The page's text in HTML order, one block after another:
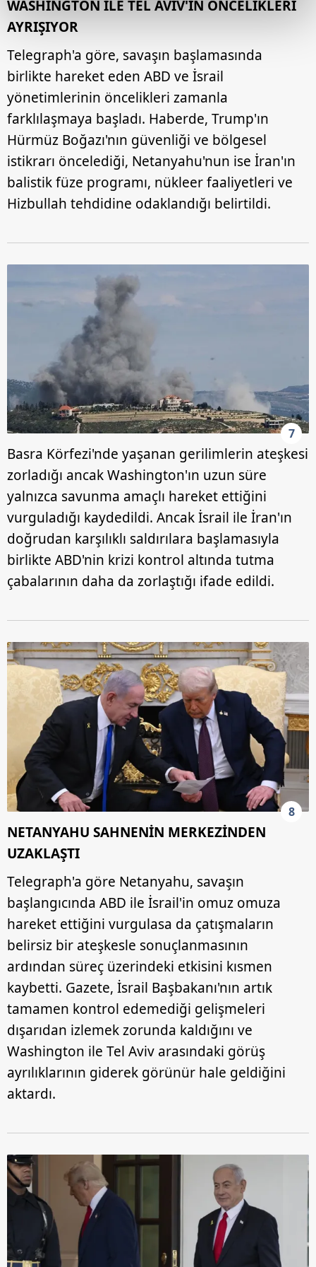
Her halükârda, kullanıcılar, bu çerezlere izin vermedikleri
takdirde, kullanıcılara hedefli reklamlar
gösterilmeyecektir."
Sizlere daha iyi bir hizmet sunabilmek için İnternet
Sitemizde kendimize ve üçüncü kişilere ait çerezler
kullanılmaktadır. Bu çerezler vasıtasıyla çeşitli kişisel
verileriniz işlenmekte olup gerekli olan çerezler bilgi
toplumu hizmetlerinin sunulması amacıyla
kullanılmaktadır. Diğer çerezler, sitemizin daha işlevsel
Çerezlere ilişkin tercihlerinizi aşağıda yer alan panel
vasıtasıyla belirleyebilirsiniz. Çerezlere ilişkin detaylı bilgi
için Ayarlar butonuna tıklayabilir,
ziyaret edebilirsiniz.
6698 sayılı Kişisel Verilerin Korunması Kanunu uyarınca
hazırlanmış Aydınlatma Metnimizi okumak ve sitemizde
ilgili mevzuata uygun olarak kullanılan çerezlerle ilgili bilgi
almak için lütfentıklayınız.
WASHİNGTON İLE TEL AVİV'İN ÖNCELİKLERİ
AYRIŞIYOR
Telegraph'a göre, savaşın başlamasında
birlikte hareket eden ABD ve İsrail
yönetimlerinin öncelikleri zamanla
farklılaşmaya başladı. Haberde, Trump'ın
Hürmüz Boğazı'nın güvenliği ve bölgesel
istikrarı öncelediği, Netanyahu'nun ise İran'ın
balistik füze programı, nükleer faaliyetleri ve
Hizbullah tehdidine odaklandığı belirtildi.
7
Basra Körfezi'nde yaşanan gerilimlerin ateşkesi
zorladığı ancak Washington'ın uzun süre
yalnızca savunma amaçlı hareket ettiğini
vurguladığı kaydedildi. Ancak İsrail ile İran'ın
doğrudan karşılıklı saldırılara başlamasıyla
birlikte ABD'nin krizi kontrol altında tutma
çabalarının daha da zorlaştığı ifade edildi.
8
NETANYAHU SAHNENİN MERKEZİNDEN
UZAKLAŞTI
Telegraph'a göre Netanyahu, savaşın
başlangıcında ABD ile İsrail'in omuz omuza
hareket ettiğini vurgulasa da çatışmaların
belirsiz bir ateşkesle sonuçlanmasının
ardından süreç üzerindeki etkisini kısmen
kaybetti. Gazete, İsrail Başbakanı'nın artık
tamamen kontrol edemediği gelişmeleri
dışarıdan izlemek zorunda kaldığını ve
Washington ile Tel Aviv arasındaki görüş
ayrılıklarının giderek görünür hale geldiğini
aktardı.